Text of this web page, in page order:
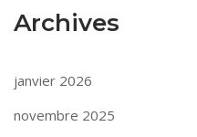
Archives
janvier 2026
novembre 2025